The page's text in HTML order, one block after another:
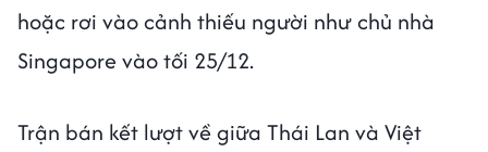
hoặc rơi vào cảnh thiếu người như chủ nhà
Singapore vào tối 25/12.
Trận bán kết lượt về giữa Thái Lan và Việt